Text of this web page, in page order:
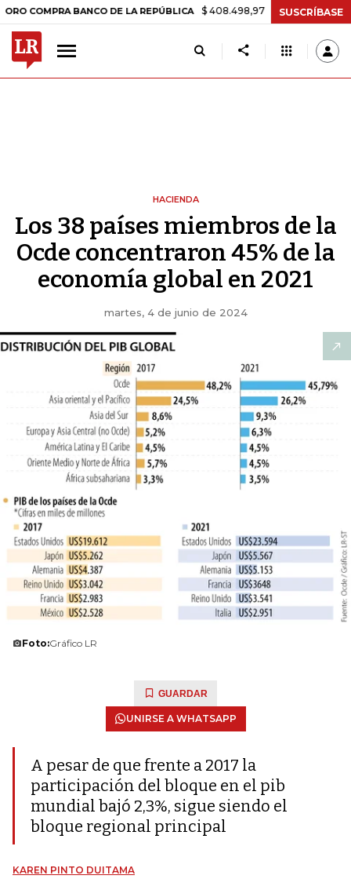
BANCO DE LA REPÚBLICA $ 408.498,97 +$ 8.753,81 +2,19%
SUSCRÍBASE
HACIENDA
Los 38 países miembros de la
Ocde concentraron 45% de la
economía global en 2021
martes, 4 de junio de 2024
Foto:Gráfico LR
GUARDAR
UNIRSE A WHATSAPP
A pesar de que frente a 2017 la
participación del bloque en el pib
mundial bajó 2,3%, sigue siendo el
bloque regional principal
KAREN PINTO DUITAMA